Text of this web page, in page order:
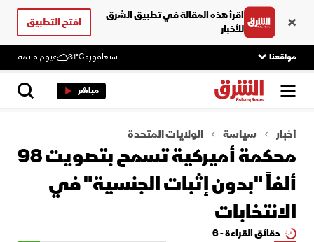
اقرأ هذه المقالة في تطبيق الشرق
للأخبار
افتح التطبيق
مواقعنا سنغافورة31°C غيوم قاتمة
مباشر
أخبار سياسة الولايات المتحدة
محكمة أميركية تسمح بتصويت 98
ألفاً "بدون إثبات الجنسية" في
الانتخابات
دقائق القراءة - 6